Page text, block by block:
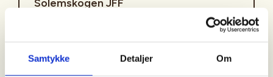
Samtykke Detaljer Om
Solemskogen JFF
https://90658522